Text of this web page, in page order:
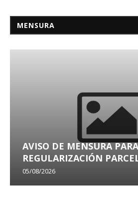
MENSURA
AVISO DE MENSURA PARA
REGULARIZACIÓN
05/08/2026